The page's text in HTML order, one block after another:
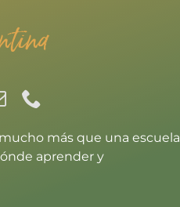
más que una escuela
aprender y